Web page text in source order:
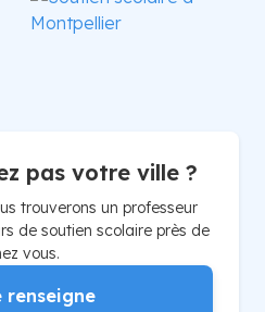
pas votre ville ?
trouverons un professeur
de soutien scolaire près de
vous.
renseigne